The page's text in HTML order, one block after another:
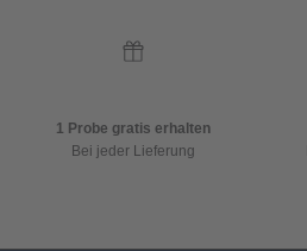
1 Probe gratis erhalten
Bei jeder Lieferung